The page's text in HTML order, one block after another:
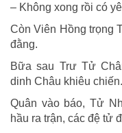
– Không xong rồi có
Còn Viên Hồng trọng
đằng.
Bữa sau Trư Tử
dinh Châu khiêu chiến.
Quân vào báo, Tử
hầu ra trận, các đệ tử